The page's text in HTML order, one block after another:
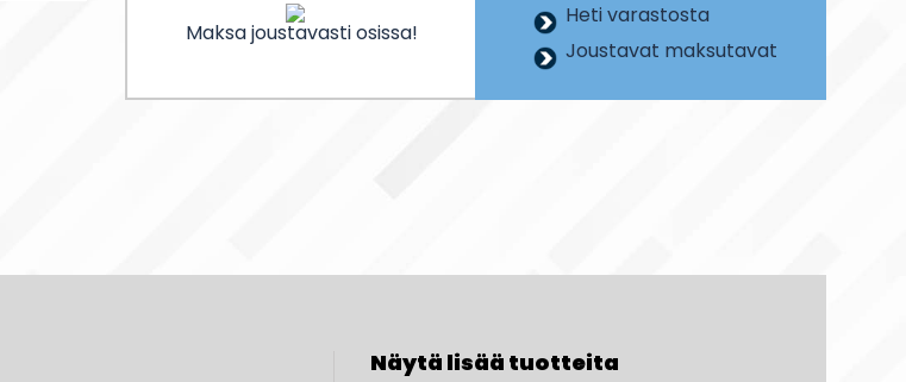
Maksa joustavasti osissa!
Heti varastosta
Joustavat maksutavat
Näytä lisää tuotteita